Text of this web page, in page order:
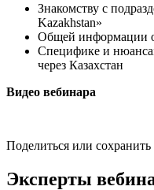
Знакомству с
Kazakhstan»
Общей информации о
Специфике и
через Казахстан
Видео вебинара
Поделиться или
Эксперты